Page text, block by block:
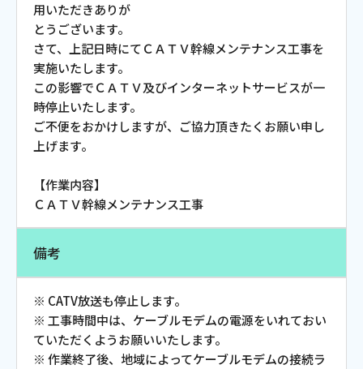
お電話でのお問い合わせ
受付時間：9:30〜18:00 年中無休
Webメール
おトクなプラン
パンフレット・チラシ
用いただきありが
とうございます。
さて、上記日時にてＣＡＴＶ幹線メンテナンス工事を
実施いたします。
この影響でＣＡＴＶ及びインターネットサービスが一
時停止いたします。
ご不便をおかけしますが、ご協力頂きたくお願い申し
上げます。
【作業内容】
ＣＡＴＶ幹線メンテナンス工事
備考
※ CATV放送も停止します。
※ 工事時間中は、ケーブルモデムの電源をいれておい
ていただくようお願いいたします。
※ 作業終了後、地域によってケーブルモデムの接続ラ